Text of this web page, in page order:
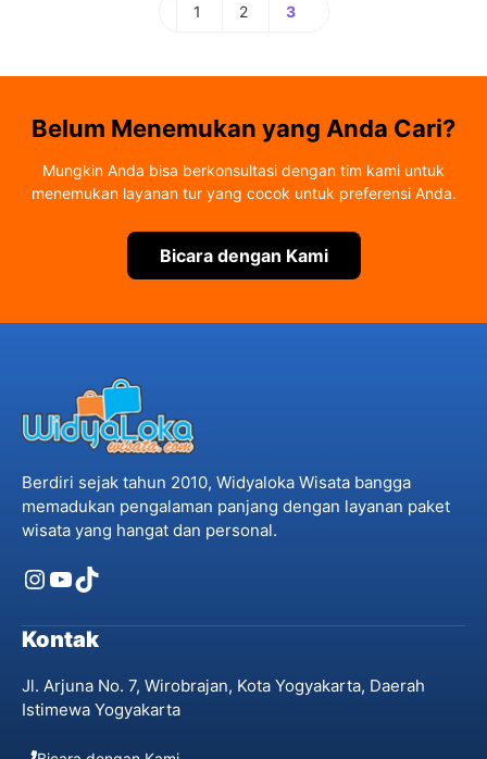
Halaman
1 Halaman
2 3
Belum Menemukan yang Anda Cari?
Mungkin Anda bisa berkonsultasi dengan tim kami untuk
menemukan layanan tur yang cocok untuk preferensi Anda.
Bicara dengan Kami
Berdiri sejak tahun 2010, Widyaloka Wisata bangga
memadukan pengalaman panjang dengan layanan paket
wisata yang hangat dan personal.
Instagram
YouTube
TikTok
Kontak
Jl. Arjuna No. 7, Wirobrajan, Kota Yogyakarta, Daerah
Istimewa Yogyakarta